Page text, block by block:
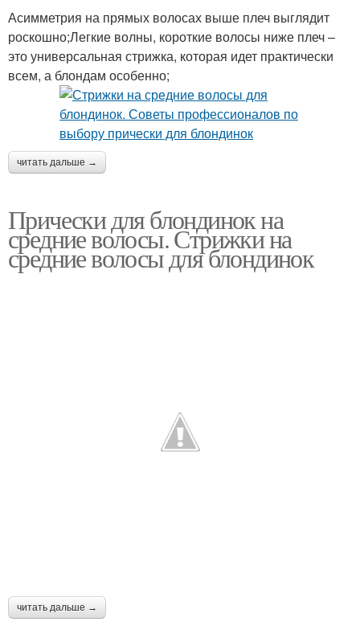
Асимметрия на прямых волосах выше плеч выглядит
роскошно;Легкие волны, короткие волосы ниже плеч –
это универсальная стрижка, которая идет практически
всем, а блондам особенно;
читать дальше →
Прически для блондинок на
средние волосы. Стрижки на
средние волосы для блондинок
читать дальше →